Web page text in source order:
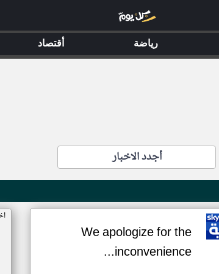
أجدد الاخبار
We apologize for the
inconvenience...
رياضة أقتصاد